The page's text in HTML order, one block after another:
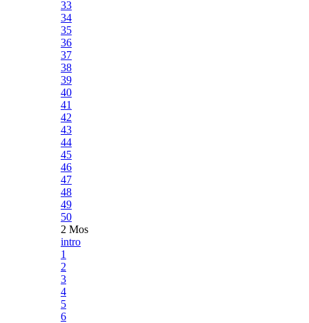
33
34
35
36
37
38
39
40
41
42
43
44
45
46
47
48
49
50
2 Mos
intro
1
2
3
4
5
6